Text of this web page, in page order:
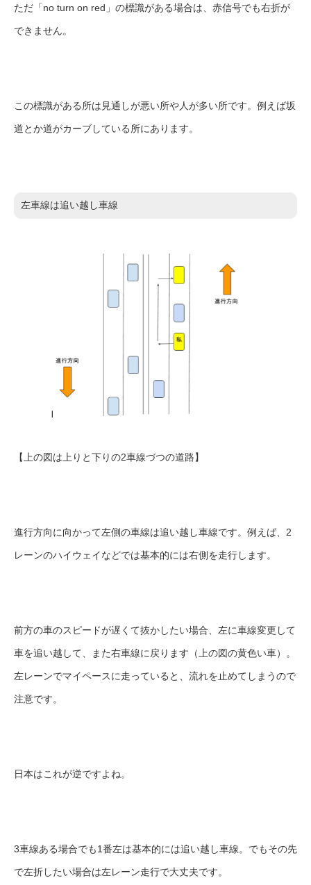
ただ「no turn on red」の標識がある場合は、赤信号でも右折が
できません。
この標識がある所は見通しが悪い所や人が多い所です。例えば坂
道とか道がカーブしている所にあります。
左車線は追い越し車線
【上の図は上りと下りの2車線づつの道路】
進行方向に向かって左側の車線は追い越し車線です。例えば、2
レーンのハイウェイなどでは基本的には右側を走行します。
前方の車のスピードが遅くて抜かしたい場合、左に車線変更して
車を追い越して、また右車線に戻ります（上の図の黄色い車）。
左レーンでマイペースに走っていると、流れを止めてしまうので
注意です。
日本はこれが逆ですよね。
3車線ある場合でも1番左は基本的には追い越し車線。でもその先
で左折したい場合は左レーン走行で大丈夫です。